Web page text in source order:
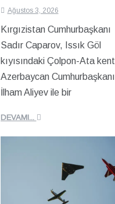
Ağustos 3, 2026
Kırgızistan Cumhurbaşkanı
Sadır Caparov, Issık Göl
kıyısındaki Çolpon-Ata
Azerbaycan Cumhurbaşkanı
İlham Aliyev ile bir
DEVAMI...